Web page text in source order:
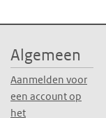
Algemeen
Aanmelden voor
een account op
het